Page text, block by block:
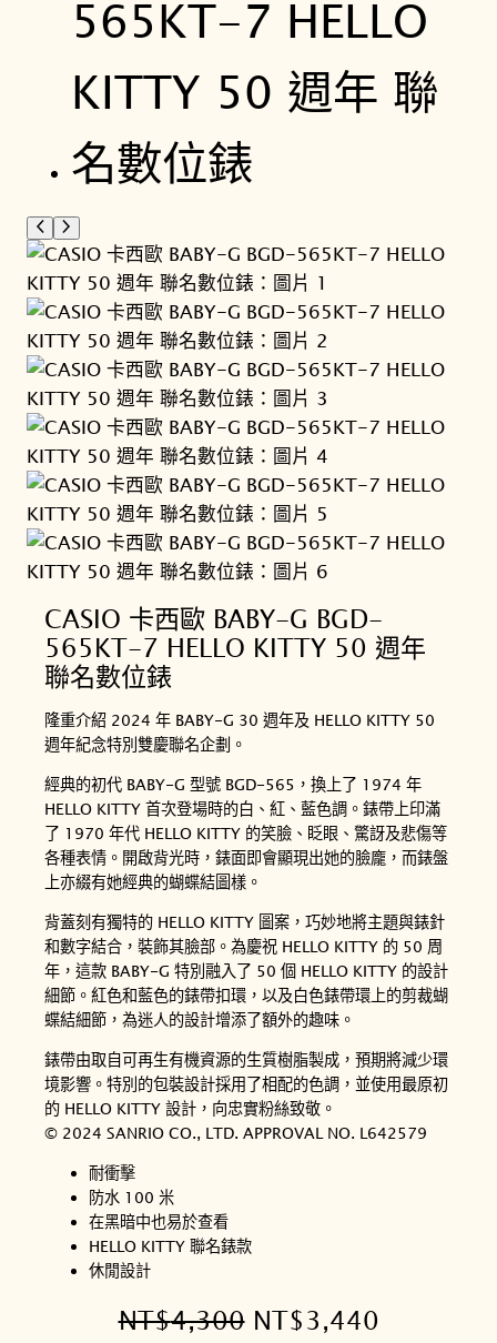
CASIO 卡西歐 BABY-G BGD-
565KT-7 HELLO KITTY 50 週年
聯名數位錶
隆重介紹 2024 年 BABY-G 30 週年及 HELLO KITTY 50
週年紀念特別雙慶聯名企劃。
經典的初代 BABY-G 型號 BGD-565，換上了 1974 年
HELLO KITTY 首次登場時的白、紅、藍色調。錶帶上印滿
了 1970 年代 HELLO KITTY 的笑臉、眨眼、驚訝及悲傷等
各種表情。開啟背光時，錶面即會顯現出她的臉龐，而錶盤
上亦綴有她經典的蝴蝶結圖樣。
背蓋刻有獨特的 HELLO KITTY 圖案，巧妙地將主題與錶針
和數字結合，裝飾其臉部。為慶祝 HELLO KITTY 的 50 周
年，這款 BABY-G 特別融入了 50 個 HELLO KITTY 的設計
細節。紅色和藍色的錶帶扣環，以及白色錶帶環上的剪裁蝴
蝶結細節，為迷人的設計增添了額外的趣味。
錶帶由取自可再生有機資源的生質樹脂製成，預期將減少環
境影響。特別的包裝設計採用了相配的色調，並使用最原初
的 HELLO KITTY 設計，向忠實粉絲致敬。
© 2024 SANRIO CO., LTD. APPROVAL NO. L642579
耐衝擊
防水 100 米
在黑暗中也易於查看
HELLO KITTY 聯名錶款
休閒設計
NT$4,300 原
NT$3,440